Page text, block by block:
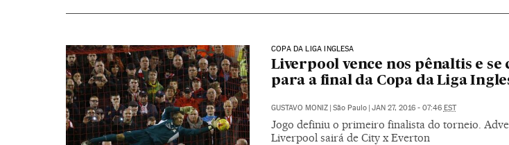
COPA DA LIGA INGLESA
Liverpool vence nos pênaltis e se
para a final da Copa da Liga
GUSTAVO MONIZ | São Paulo | JAN 27, 2016 - 07:46 EST
Jogo definiu o primeiro finalista do torneio.
Liverpool sairá de City x Everton